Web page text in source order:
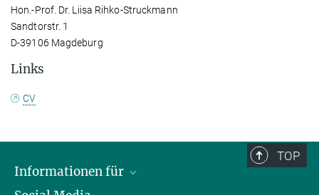
Hon.-Prof. Dr. Liisa Rihko-Struckmann
Sandtorstr. 1
D-39106 Magdeburg
Links
CV
TOP
Informationen für